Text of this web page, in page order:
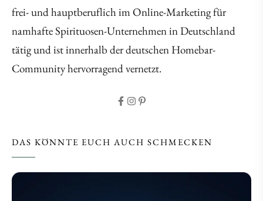
frei- und hauptberuflich im Online-Marketing für
namhafte Spirituosen-Unternehmen in Deutschland
tätig und ist innerhalb der deutschen Homebar-
Community hervorragend vernetzt.
DAS KÖNNTE EUCH AUCH SCHMECKEN